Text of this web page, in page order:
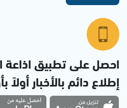
احصل على تطبيق
إطلاع دائم بالأخبار أولاً